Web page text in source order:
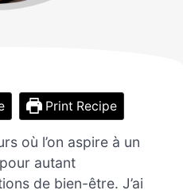
Print Recipe
où l’on aspire à un
autant
de bien-être. J’ai